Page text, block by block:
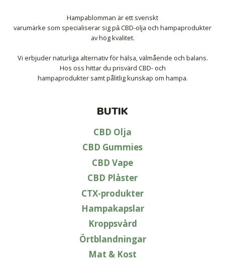
Hampablomman är ett svenskt
varumärke som specialiserar sig pả CBD-olja och hampaprodukter
av hög kvalitet.
Vi erbjuder naturliga alternativ för hälsa, välmående och balans.
Hos oss hittar du prisvärd CBD- och
hampaprodukter samt pålitlig kunskap om hampa.
BUTIK
CBD Olja
CBD Gummies
CBD Vape
CBD Plåster
CTX-produkter
Hampakapslar
Kroppsvård
Örtblandningar
Mat & Kost